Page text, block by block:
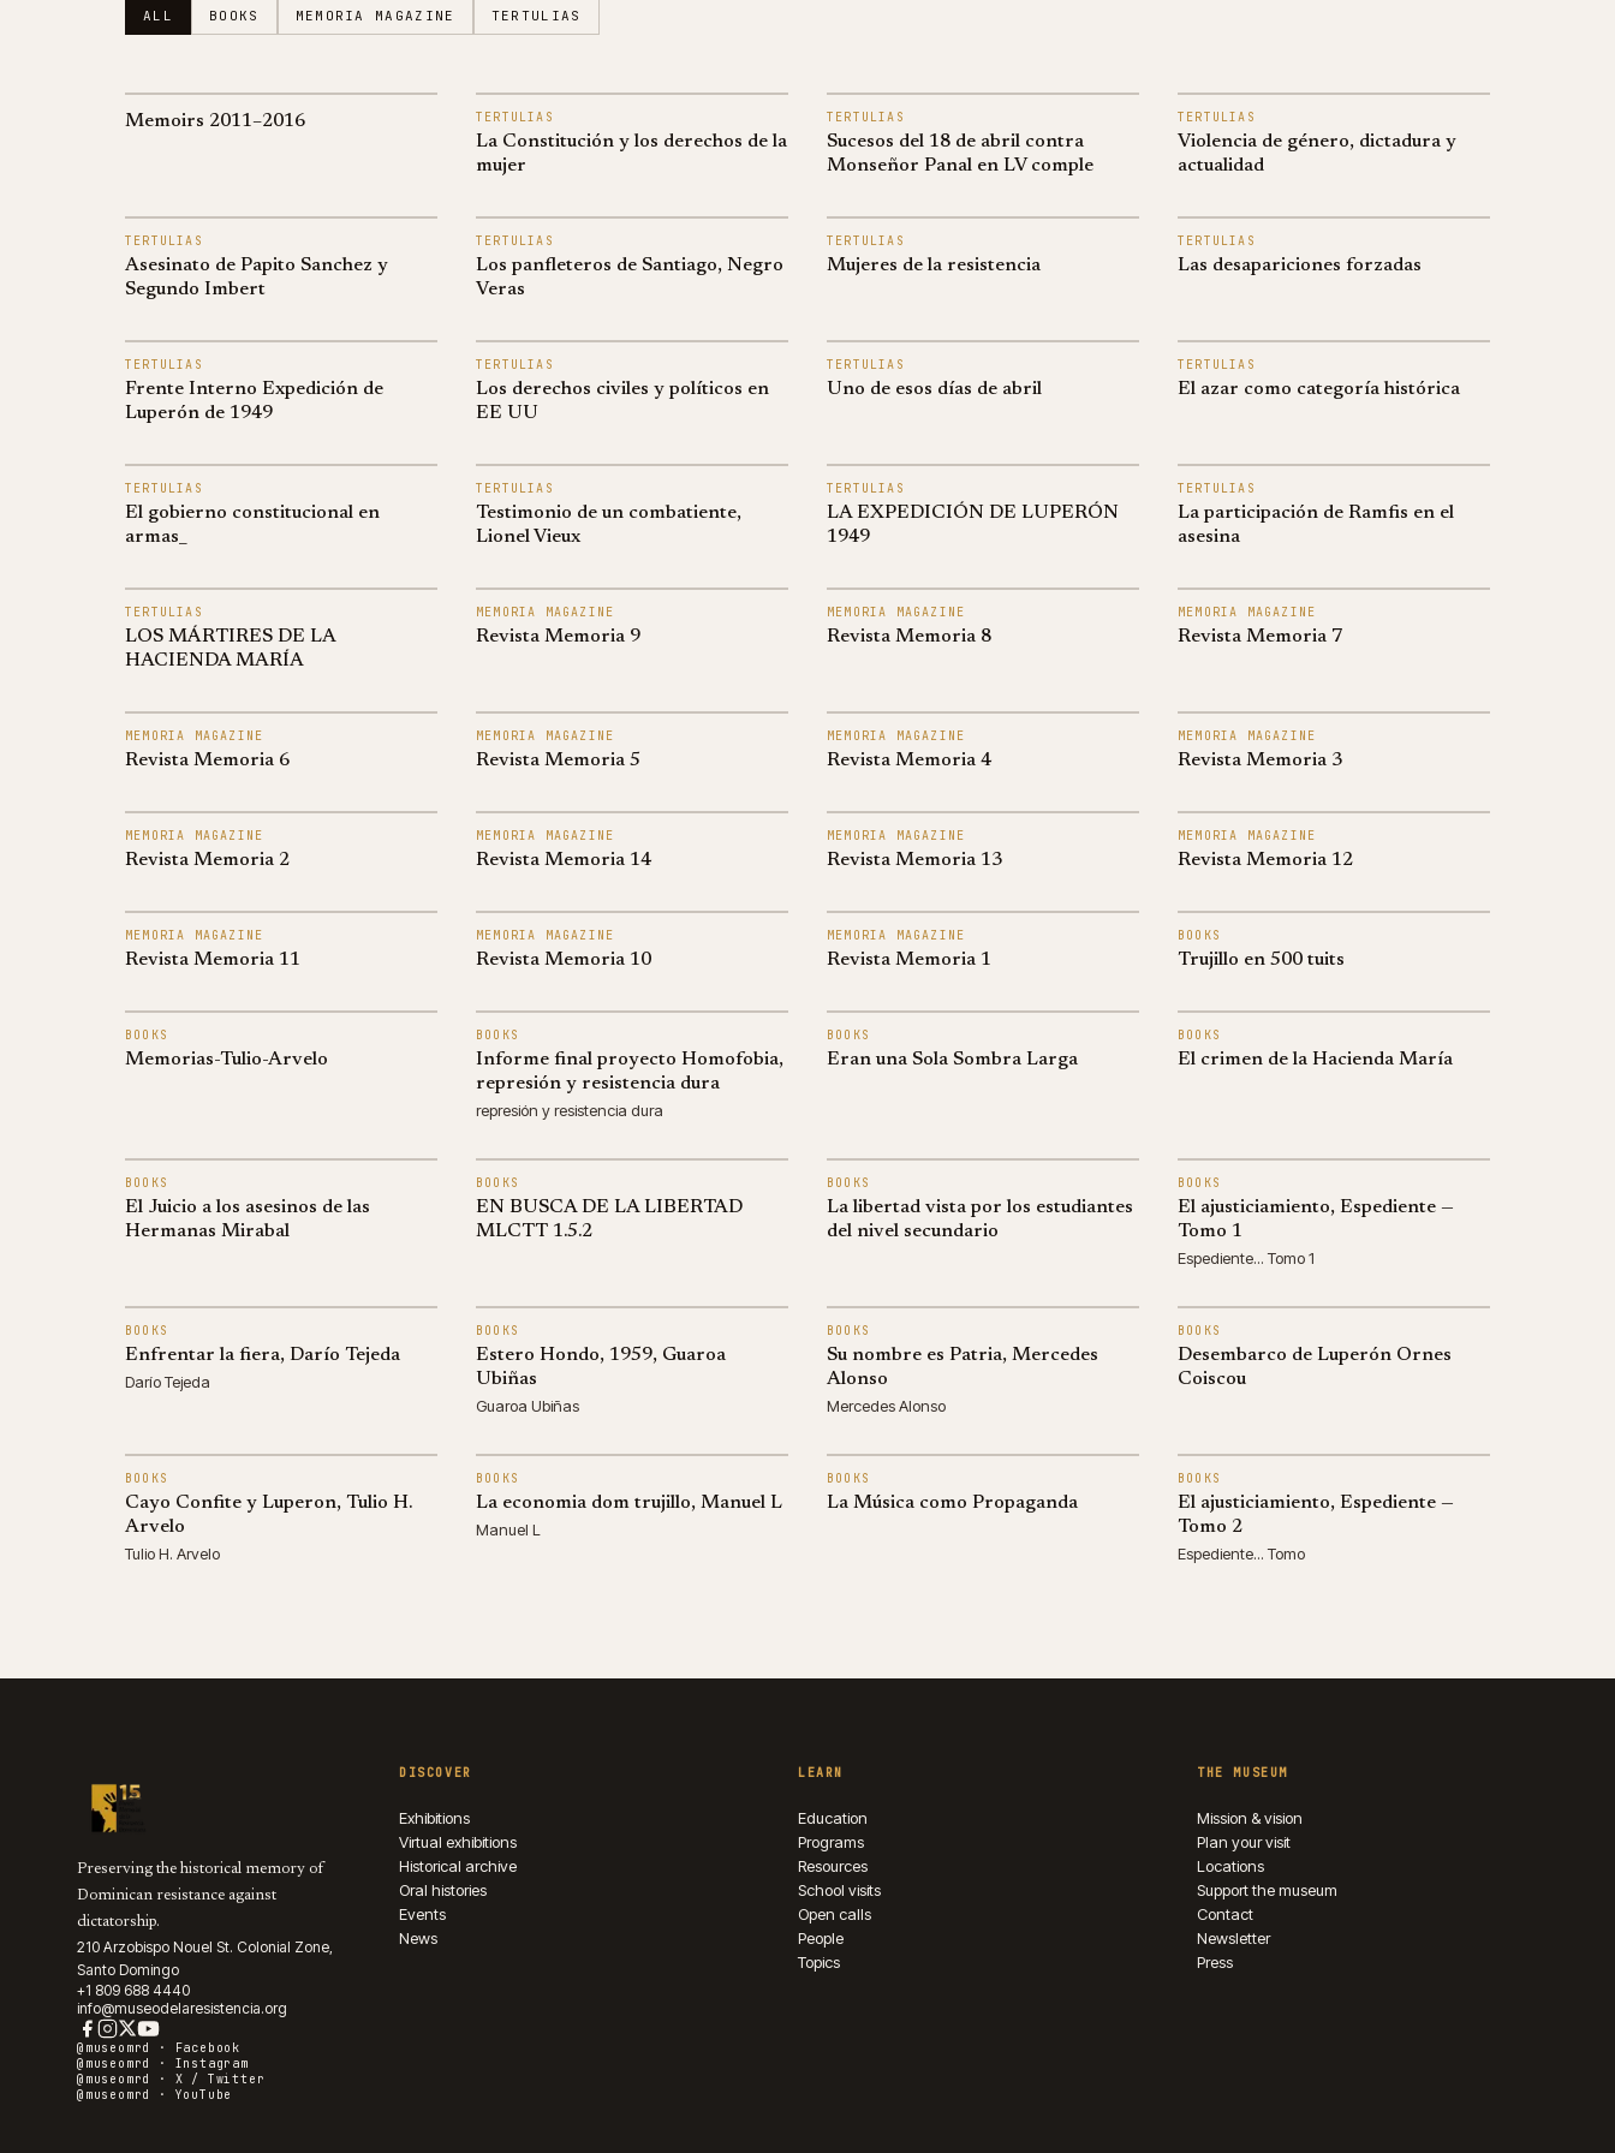
ALL BOOKS MEMORIA MAGAZINE TERTULIAS
Memoirs 2011–2016 TERTULIAS
La Constitución y los derechos de la
mujer
TERTULIAS
Sucesos del 18 de abril contra
Monseñor Panal en LV comple
TERTULIAS
Violencia de género, dictadura y
actualidad
TERTULIAS
Asesinato de Papito Sanchez y
Segundo Imbert
TERTULIAS
Los panfleteros de Santiago, Negro
Veras
TERTULIAS
Mujeres de la resistencia
TERTULIAS
Las desapariciones forzadas
TERTULIAS
Frente Interno Expedición de
Luperón de 1949
TERTULIAS
Los derechos civiles y políticos en
EE UU
TERTULIAS
Uno de esos días de abril
TERTULIAS
El azar como categoría histórica
TERTULIAS
El gobierno constitucional en
armas_
TERTULIAS
Testimonio de un combatiente,
Lionel Vieux
TERTULIAS
LA EXPEDICIÓN DE LUPERÓN
1949
TERTULIAS
La participación de Ramfis en el
asesina
TERTULIAS
LOS MÁRTIRES DE LA
HACIENDA MARÍA
MEMORIA MAGAZINE
Revista Memoria 9
MEMORIA MAGAZINE
Revista Memoria 8
MEMORIA MAGAZINE
Revista Memoria 7
MEMORIA MAGAZINE
Revista Memoria 6
MEMORIA MAGAZINE
Revista Memoria 5
MEMORIA MAGAZINE
Revista Memoria 4
MEMORIA MAGAZINE
Revista Memoria 3
MEMORIA MAGAZINE
Revista Memoria 2
MEMORIA MAGAZINE
Revista Memoria 14
MEMORIA MAGAZINE
Revista Memoria 13
MEMORIA MAGAZINE
Revista Memoria 12
MEMORIA MAGAZINE
Revista Memoria 11
MEMORIA MAGAZINE
Revista Memoria 10
MEMORIA MAGAZINE
Revista Memoria 1
BOOKS
Trujillo en 500 tuits
BOOKS
Memorias-Tulio-Arvelo
BOOKS
Informe final proyecto Homofobia,
represión y resistencia dura
represión y resistencia dura
BOOKS
Eran una Sola Sombra Larga
BOOKS
El crimen de la Hacienda María
BOOKS
El Juicio a los asesinos de las
Hermanas Mirabal
BOOKS
EN BUSCA DE LA LIBERTAD
MLCTT 1.5.2
BOOKS
La libertad vista por los estudiantes
del nivel secundario
BOOKS
El ajusticiamiento, Espediente —
Tomo 1
Espediente... Tomo 1
BOOKS
Enfrentar la fiera, Darío Tejeda
Darío Tejeda
BOOKS
Estero Hondo, 1959, Guaroa
Ubiñas
Guaroa Ubiñas
BOOKS
Su nombre es Patria, Mercedes
Alonso
Mercedes Alonso
BOOKS
Desembarco de Luperón Ornes
Coiscou
BOOKS
Cayo Confite y Luperon, Tulio H.
Arvelo
Tulio H. Arvelo
BOOKS
La economia dom trujillo, Manuel L
Manuel L
BOOKS
La Música como Propaganda
BOOKS
El ajusticiamiento, Espediente —
Tomo 2
Espediente... Tomo
Preserving the historical memory of
Dominican resistance against
dictatorship.
210 Arzobispo Nouel St. Colonial Zone,
Santo Domingo
+1 809 688 4440
info@museodelaresistencia.org
@museomrd ·
Facebook
@museomrd · Instagram
@museomrd · X / Twitter
@museomrd · YouTube
DISCOVER
Exhibitions
Virtual exhibitions
Historical archive
Oral histories
Events
News
LEARN
Education
Programs
Resources
School visits
Open calls
People
Topics
THE MUSEUM
Mission & vision
Plan your visit
Locations
Support the museum
Contact
Newsletter
Press